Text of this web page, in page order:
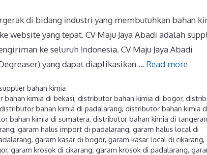
di bidang industri yang membutuhkan bahan
website yang tepat. CV Maju Jaya Abadi adalah
ke seluruh Indonesia. CV Maju Jaya Abadi
yang dapat diaplikasikan … Read more
bahan kimia
bahan kimia di bekasi,distributor bahan kimia di bogor,
distributor bahan kimia di padalarang, distributor bahan kimia
bahan kimia di sumatera, distributor bahan kimia di
, garam halus import di padalarang, garam halus local di
, garam kasar di bogor, garam kasar local di cikarang,
, garam krosok di cikarang, garam krosok di padalarang,